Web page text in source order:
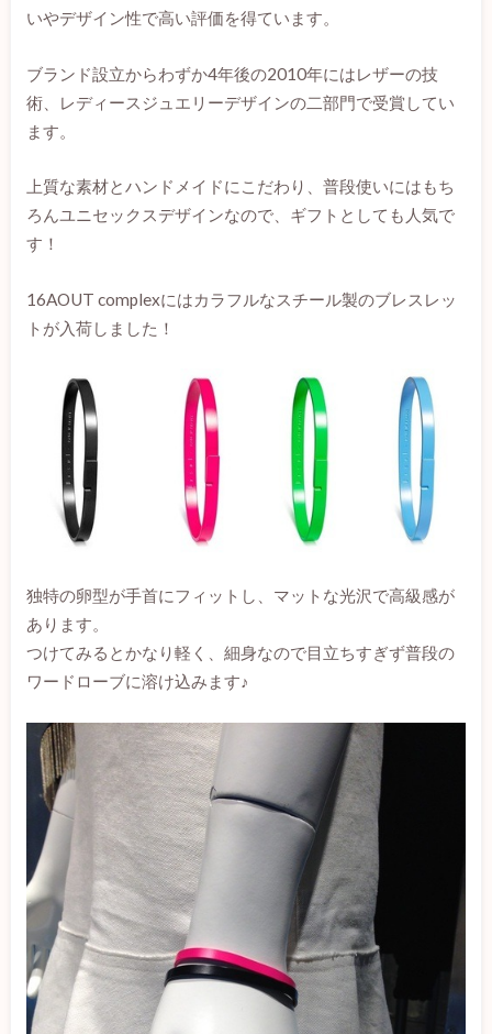
いやデザイン性で高い評価を得ています。
ブランド設立からわずか4年後の2010年にはレザーの技
術、レディースジュエリーデザインの二部門で受賞してい
ます。
上質な素材とハンドメイドにこだわり、普段使いにはもち
ろんユニセックスデザインなので、ギフトとしても人気で
す！
16AOUT complexにはカラフルなスチール製のブレスレッ
トが入荷しました！
独特の卵型が手首にフィットし、マットな光沢で高級感が
あります。
つけてみるとかなり軽く、細身なので目立ちすぎず普段の
ワードローブに溶け込みます♪